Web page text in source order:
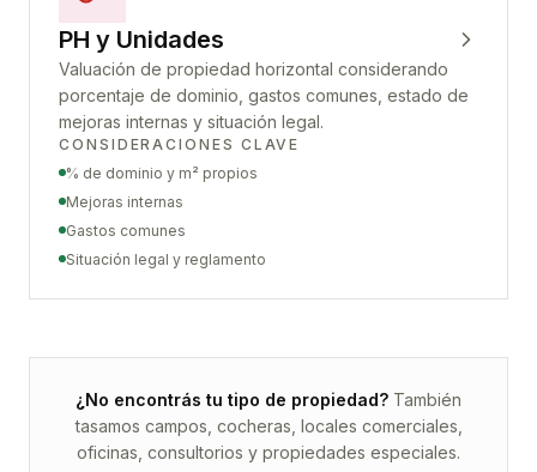
PH y Unidades
Valuación de propiedad horizontal considerando
porcentaje de dominio, gastos comunes, estado de
mejoras internas y situación legal.
CONSIDERACIONES CLAVE
% de dominio y m² propios
Mejoras internas
Gastos comunes
Situación legal y reglamento
¿No encontrás tu tipo de propiedad? También
tasamos campos, cocheras, locales comerciales,
oficinas, consultorios y propiedades especiales.